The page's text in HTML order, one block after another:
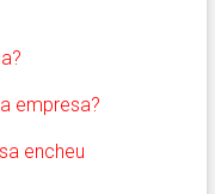
empresa?
encheu